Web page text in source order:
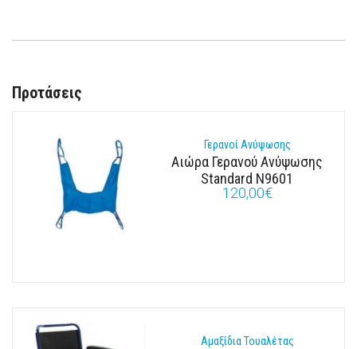
Προτάσεις
Γερανοί Ανύψωσης
Αιώρα Γερανού Ανύψωσης
Standard N9601
120,00€
Αμαξίδια Τουαλέτας